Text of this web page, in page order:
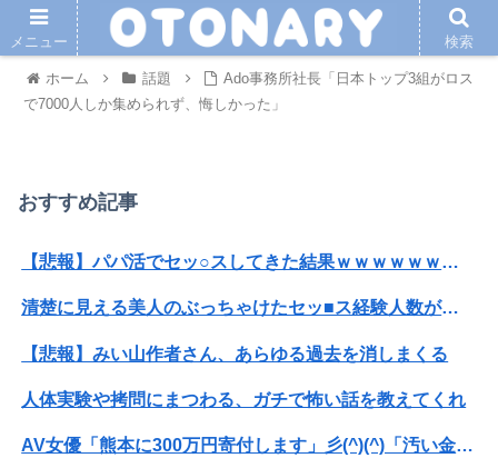
ホーム 話題
Ado事務所社長「日本トップ3組がロス
で7000人しか集められず、悔しかった」
おすすめ記事
【悲報】パパ活でセッ○スしてきた結果ｗｗｗｗｗｗｗｗwwww
清楚に見える美人のぶっちゃけたセッ■ス経験人数がこちらwwwwwwww
【悲報】みい山作者さん、あらゆる過去を消しまくる
人体実験や拷問にまつわる、ガチで怖い話を教えてくれ
AV女優「熊本に300万円寄付します」彡(^)(^)「汚い金ありがとうやで」
メニュー 検索